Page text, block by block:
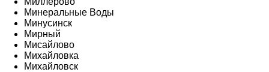
Минеральные Воды
Минусинск
Мирный
Мисайлово
Михайловка
Михайловск